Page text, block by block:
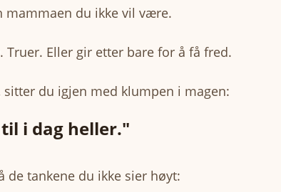
mammaen du ikke vil være.
Truer. Eller gir etter bare for å få fred.
sitter du igjen med klumpen i magen:
i dag heller."
de tankene du ikke sier høyt: